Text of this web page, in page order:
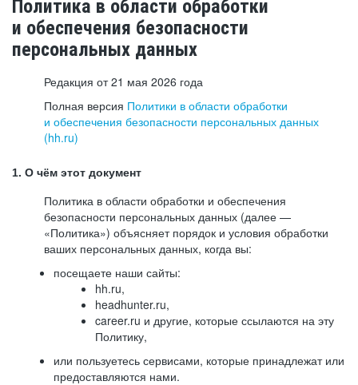
Политика в области обработки
и обеспечения безопасности
персональных данных
Редакция от 21 мая 2026 года
Полная версия Политики в области обработки
и обеспечения безопасности персональных данных
(hh.ru)
1. О чём этот документ
Политика в области обработки и обеспечения
безопасности персональных данных (далее —
«Политика») объясняет порядок и условия обработки
ваших персональных данных, когда вы:
посещаете наши сайты:
hh.ru,
headhunter.ru,
career.ru и другие, которые ссылаются на эту
Политику,
или пользуетесь сервисами, которые принадлежат или
предоставляются нами.